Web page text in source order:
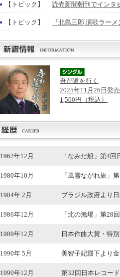
【トピック】 読売新聞朝刊でインタ
【トピック】 『北島三郎 演歌ラー
吾が道を行く
2025年11月26日発売
1,500円（税込）
1962年12月 「なみだ船」第4
1980年10月 「風雪ながれ旅」
1984年 2月 ブラジル政府より
1986年12月 「北の漁場」第28
1989年12月 日本作曲大賞・特
1990年 5月 美智子妃殿下より
1990年12月 第32回日本レコー